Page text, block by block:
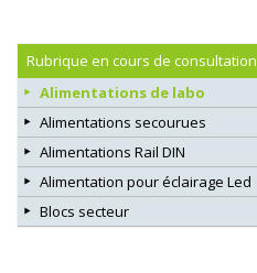
Rubrique en cours de consultation
Alimentations de labo
Alimentations secourues
Alimentations Rail DIN
Alimentation pour éclairage Led
Blocs secteur